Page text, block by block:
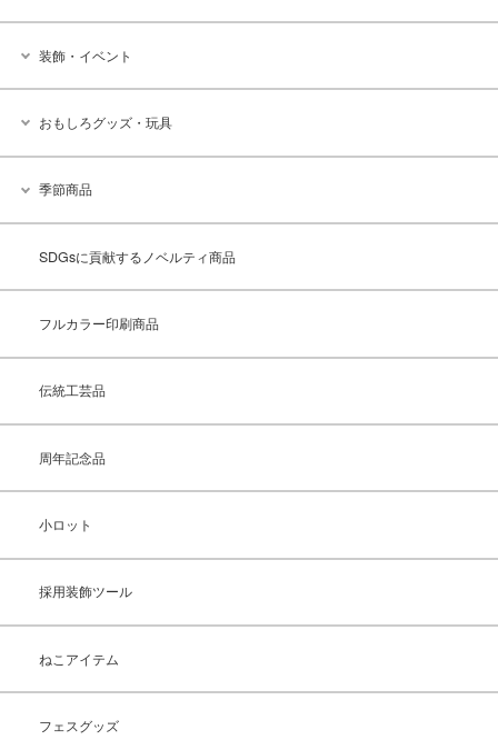
装飾・イベント
おもしろグッズ・玩具
季節商品
SDGsに貢献するノベルティ商品
フルカラー印刷商品
伝統工芸品
周年記念品
小ロット
採用装飾ツール
ねこアイテム
フェスグッズ